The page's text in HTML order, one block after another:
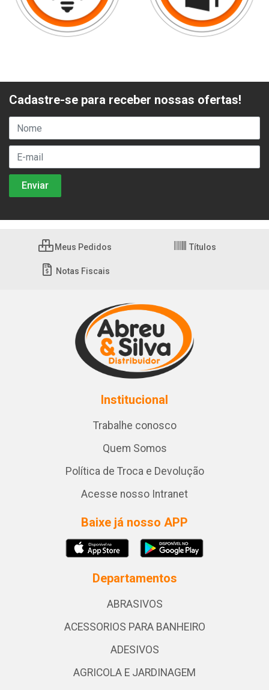
Cadastre-se para receber nossas ofertas!
Meus Pedidos Títulos
Notas Fiscais
Institucional
Trabalhe conosco
Quem Somos
Política de Troca e Devolução
Acesse nosso Intranet
Baixe já nosso APP
Departamentos
ABRASIVOS
ACESSORIOS PARA BANHEIRO
ADESIVOS
AGRICOLA E JARDINAGEM